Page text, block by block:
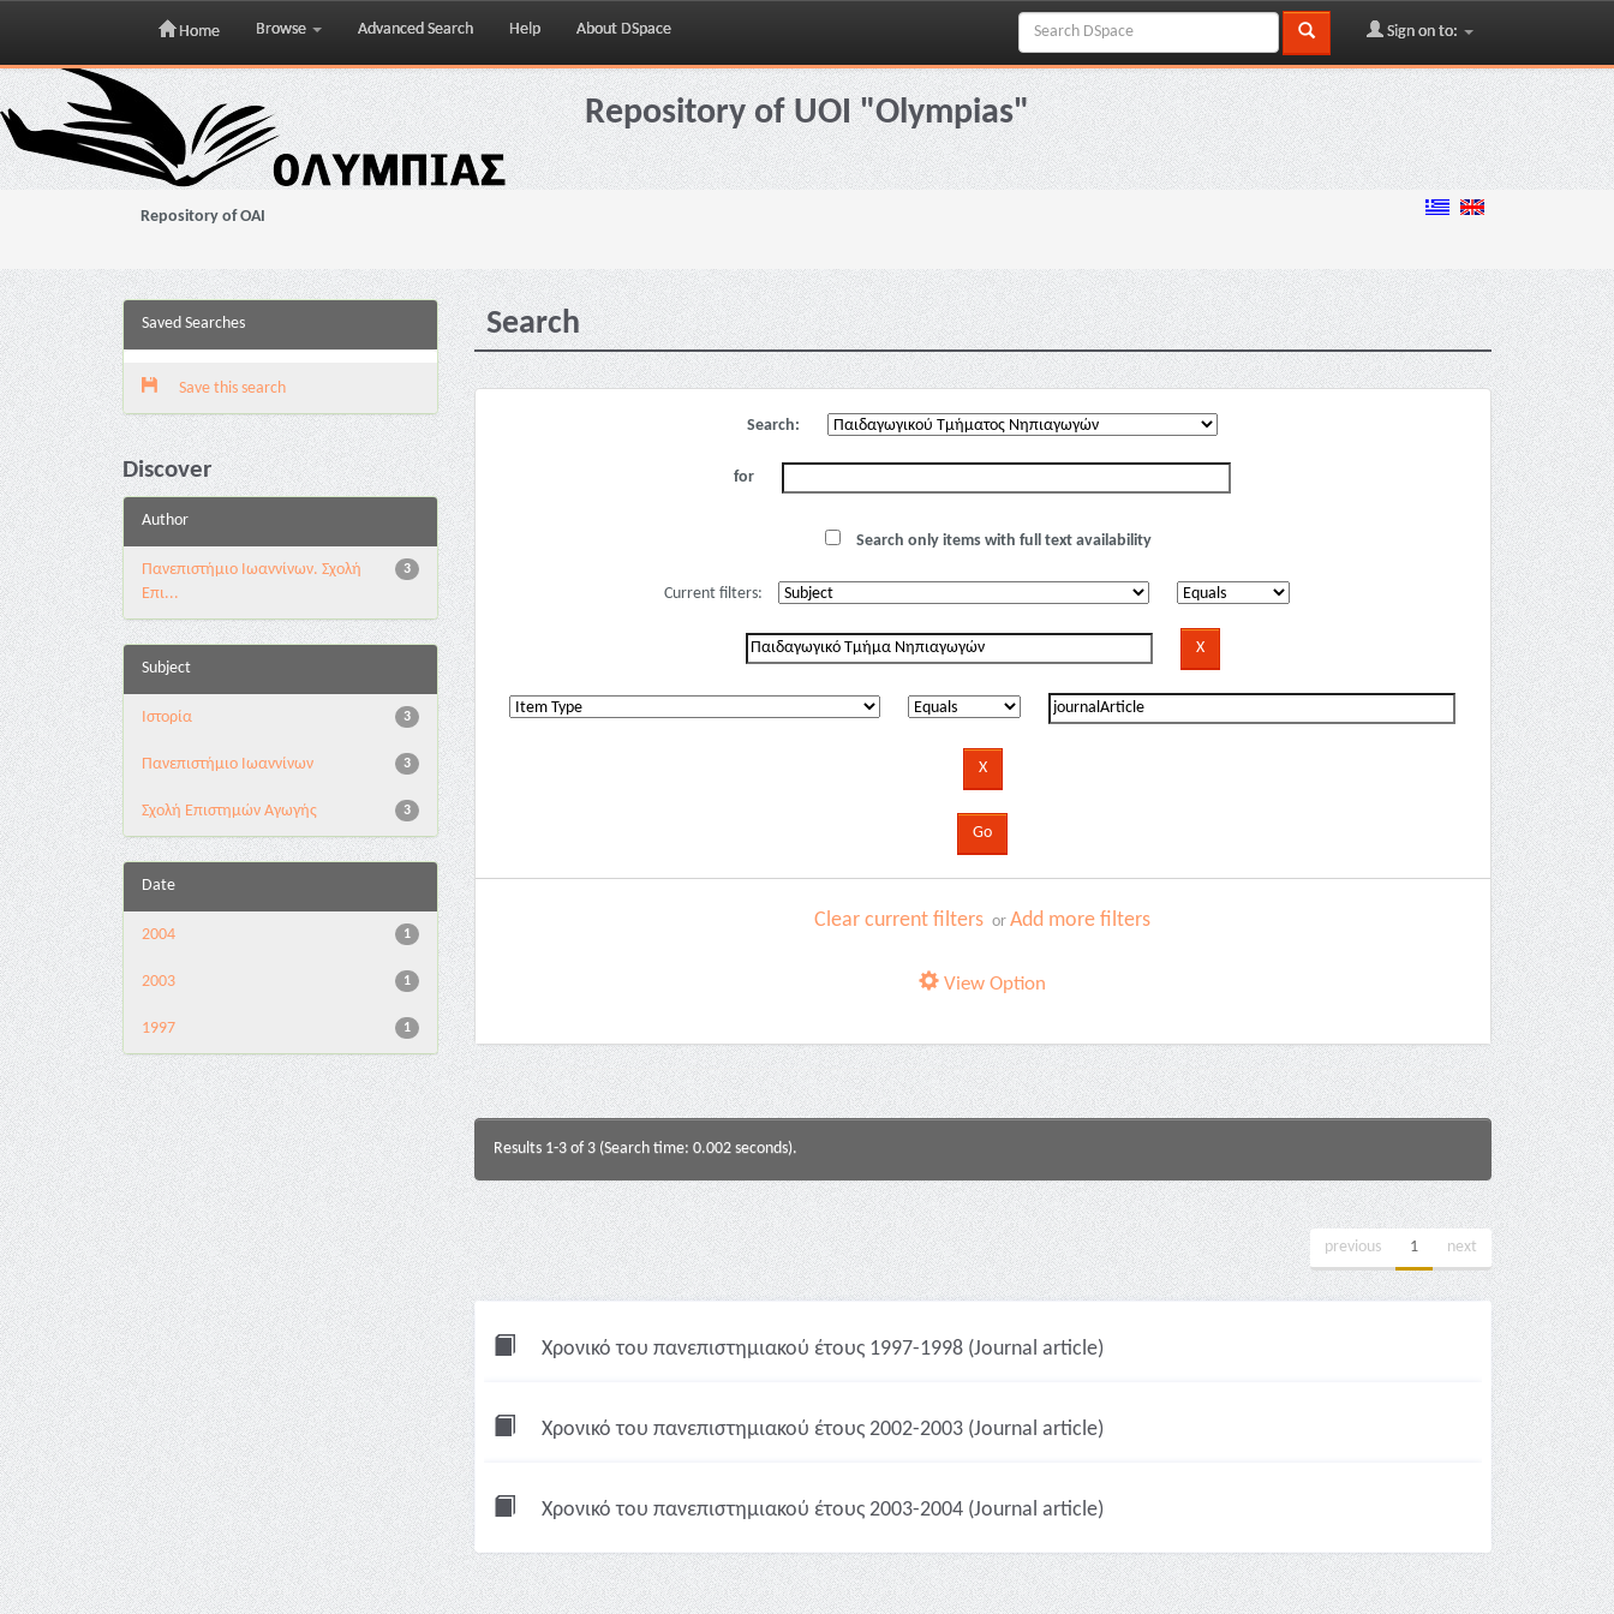
Skip
navigation
Home Browse Advanced Search Help About DSpace Sign on to:
Repository of UOI "Olympias"
Repository of OAI
Saved Searches
Save this search
Discover
Author
3
Πανεπιστήμιο Ιωαννίνων. Σχολή
Επι...
Subject
3
Ιστορία
3
Πανεπιστήμιο Ιωαννίνων
3
Σχολή Επιστημών Αγωγής
Date
1
2004
1
2003
1
1997
Search
Search:
for
Search only items with full text availability
Current filters:
Clear current filters orAdd more filters
View Option
Results 1-3 of 3 (Search time: 0.002 seconds).
previous 1 next
Χρονικό του πανεπιστημιακού έτους 1997-1998 (Journal article)
Χρονικό του πανεπιστημιακού έτους 2002-2003 (Journal article)
Χρονικό του πανεπιστημιακού έτους 2003-2004 (Journal article)